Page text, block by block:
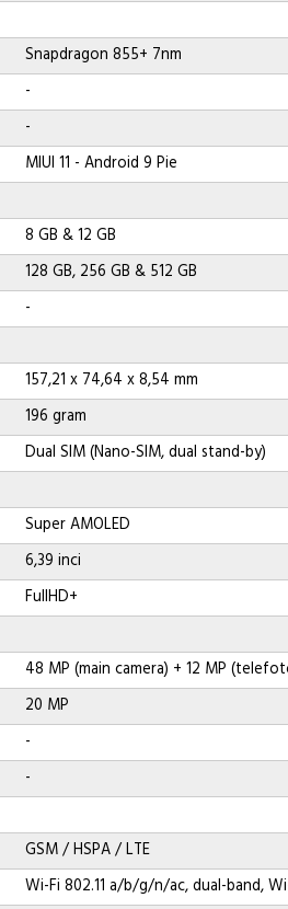
Snapdragon 855+ 7nm
-
-
MIUI 11 - Android 9 Pie
8 GB & 12 GB
128 GB, 256 GB & 512 GB
-
157,21 x 74,64 x 8,54 mm
196 gram
Dual SIM (Nano-SIM, dual stand-by)
Super AMOLED
6,39 inci
FullHD+
48 MP (main camera) + 12 MP
20 MP
-
-
GSM / HSPA / LTE
Wi-Fi 802.11 a/b/g/n/ac, dual-band,